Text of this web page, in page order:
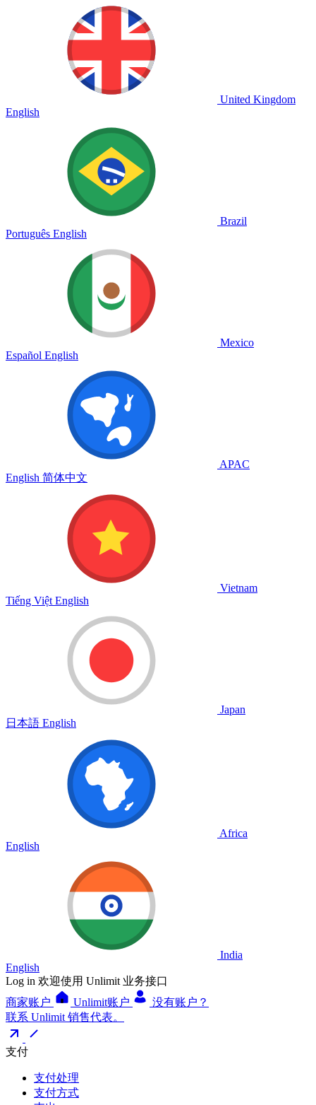
United Kingdom
English
Brazil
Português English
Mexico
Español English
APAC
English 简体中文
Vietnam
Tiếng Việt English
Japan
日本語 English
Africa
English
India
English
Log in 欢迎使用 Unlimit 业务接口
商家账户
Unlimit账户
没有账户？
联系 Unlimit 销售代表。
支付
支付处理
支付方式